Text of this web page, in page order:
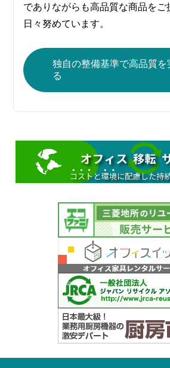
でありながらも高品質な商品をご
日々努めています。
独自の整備基準で高品質を
る